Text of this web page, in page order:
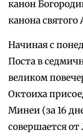
канон
канона
Начиная с
Поста в
великом
Октоиха
Минеи (за 16
совершается от